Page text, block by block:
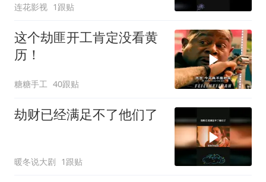
连花影视 1跟贴
这个劫匪开工肯定没看黄
历！
糖糖手工 40跟贴
劫财已经满足不了他们了
暖冬说大剧 1跟贴